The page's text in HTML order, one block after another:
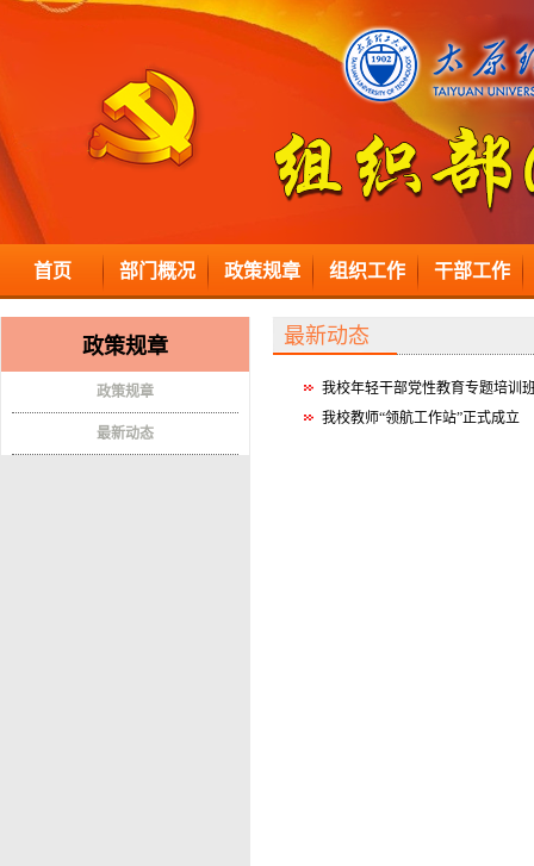
首页 部门概况 政策规章 组织工作 干部工作
政策规章
政策规章
最新动态
最新动态
我校年轻干部党性教育专题培训
我校教师“领航工作站”正式成立